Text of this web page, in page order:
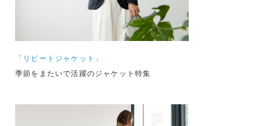
「リピートジャケット」
季節をまたいで活躍のジャケット特集